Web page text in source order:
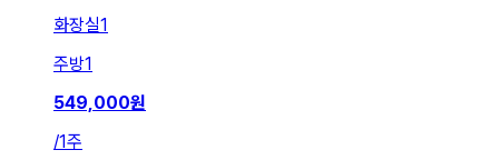
화장실1
주방1
549,000원
/1주